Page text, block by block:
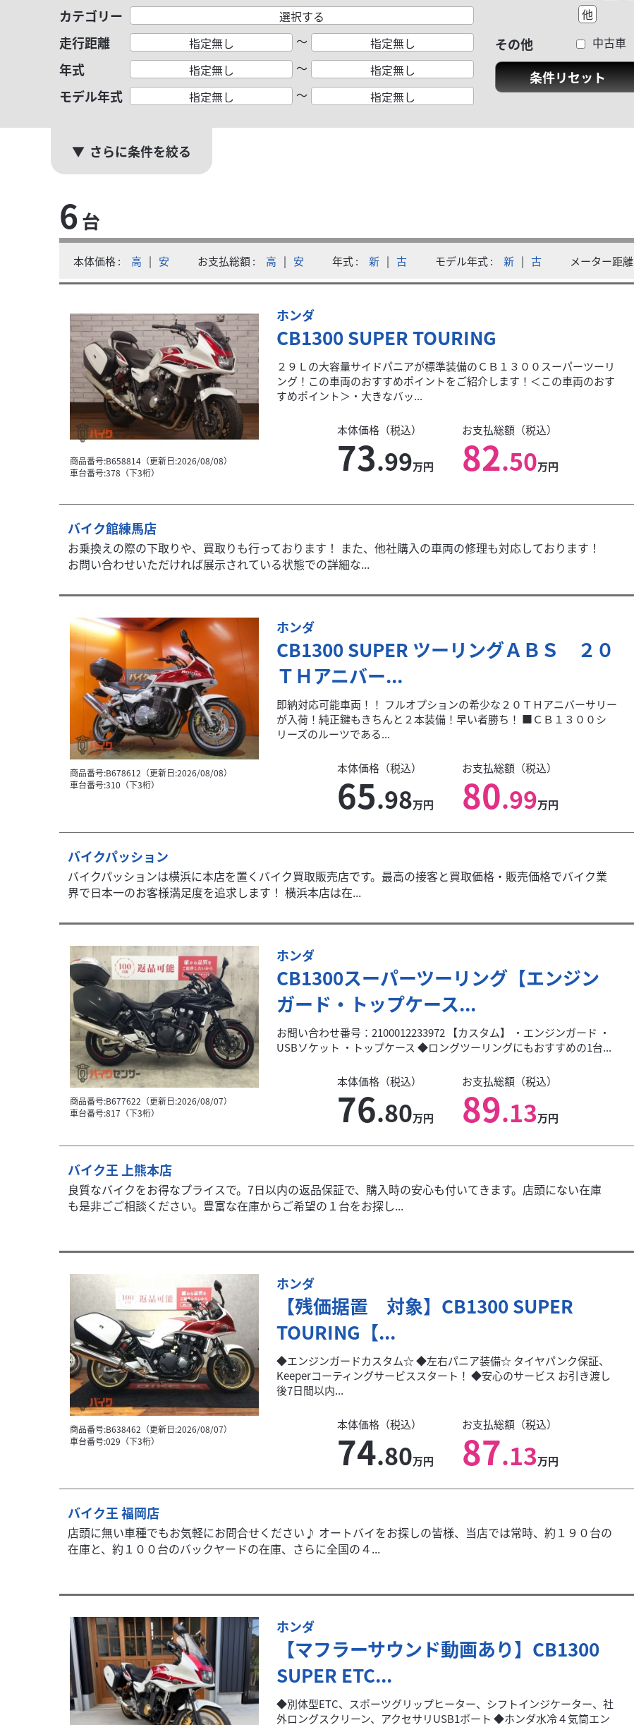
本体価格: 76 .80万円 （税込）
カテゴリー 選択する
走行距離 指定無し ～ 指定無し
年式 指定無し ～ 指定無し
モデル年式 指定無し ～ 指定無し
他
その他 中古車
条件リセット
さらに条件を絞る
6台
本体価格 高 | 安 お支払総額 高 | 安 年式 新 | 古 モデル年式 新 | 古 メーター距離
商品番号:B658814（更新日:2026/08/08）
車台番号:378（下3桁）
ホンダ
CB1300 SUPER TOURING
２９Ｌの大容量サイドパニアが標準装備のＣＢ１３００スーパーツーリ
ング！この車両のおすすめポイントをご紹介します！＜この車両のおす
すめポイント＞・大きなバッ...
本体価格（税込）
73.99万円
お支払総額（税込）
82.50万円
バイク館練馬店
お乗換えの際の下取りや、買取りも行っております！ また、他社購入の車両の修理も対応しております！
お問い合わせいただければ展示されている状態での詳細な...
商品番号:B678612（更新日:2026/08/08）
車台番号:310（下3桁）
ホンダ
CB1300 SUPER ツーリングＡＢＳ ２０
ＴＨアニバー...
即納対応可能車両！！ フルオプションの希少な２０ＴＨアニバーサリー
が入荷！純正鍵もきちんと２本装備！早い者勝ち！ ■ＣＢ１３００シ
リーズのルーツである...
本体価格（税込）
65.98万円
お支払総額（税込）
80.99万円
バイクパッション
バイクパッションは横浜に本店を置くバイク買取販売店です。最高の接客と買取価格・販売価格でバイク業
界で日本一のお客様満足度を追求します！ 横浜本店は在...
商品番号:B677622（更新日:2026/08/07）
車台番号:817（下3桁）
ホンダ
CB1300スーパーツーリング【エンジン
ガード・トップケース...
お問い合わせ番号：2100012233972 【カスタム】 ・エンジンガード ・
USBソケット ・トップケース ◆ロングツーリングにもおすすめの1台...
本体価格（税込）
76.80万円
お支払総額（税込）
89.13万円
バイク王 上熊本店
良質なバイクをお得なプライスで。7日以内の返品保証で、購入時の安心も付いてきます。店頭にない在庫
も是非ごご相談ください。豊富な在庫からご希望の１台をお探し...
商品番号:B638462（更新日:2026/08/07）
車台番号:029（下3桁）
ホンダ
【残価据置 対象】CB1300 SUPER
TOURING【...
◆エンジンガードカスタム☆ ◆左右パニア装備☆ タイヤパンク保証、
Keeperコーティングサービススタート！ ◆安心のサービス お引き渡し
後7日間以内...
本体価格（税込）
74.80万円
お支払総額（税込）
87.13万円
バイク王 福岡店
店頭に無い車種でもお気軽にお問合せください♪ オートバイをお探しの皆様、当店では常時、約１９０台の
在庫と、約１００台のバックヤードの在庫、さらに全国の４...
ホンダ
【マフラーサウンド動画あり】CB1300
SUPER ETC...
◆別体型ETC、スポーツグリップヒーター、シフトインジケーター、社
外ロングスクリーン、アクセサリUSB1ポート ◆ホンダ水冷４気筒エン